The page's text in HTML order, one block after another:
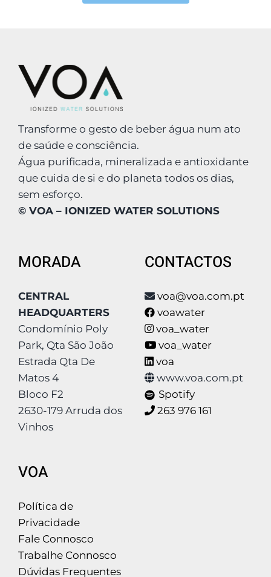
Transforme o gesto de beber água num ato
de saúde e consciência.
Água purificada, mineralizada e antioxidante
que cuida de si e do planeta todos os dias,
sem esforço.
© VOA – IONIZED WATER SOLUTIONS
MORADA
CENTRAL
HEADQUARTERS
Condomínio Poly
Park, Qta São João
Estrada Qta De
Matos 4
Bloco F2
2630-179 Arruda dos
Vinhos
CONTACTOS
voa@voa.com.pt
voawater
voa_water
voa_water
voa
www.voa.com.pt
Spotify
263 976 161
VOA
Política de
Privacidade
Fale Connosco
Trabalhe Connosco
Dúvidas Frequentes